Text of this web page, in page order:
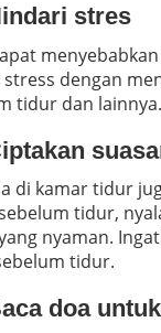
stres
dengan
tidur dan lainnya.
di kamar tidur
tidur,
nyaman.
tidur.
doa